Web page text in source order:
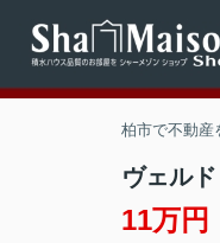
柏市で不動産
ヴェル
11万円